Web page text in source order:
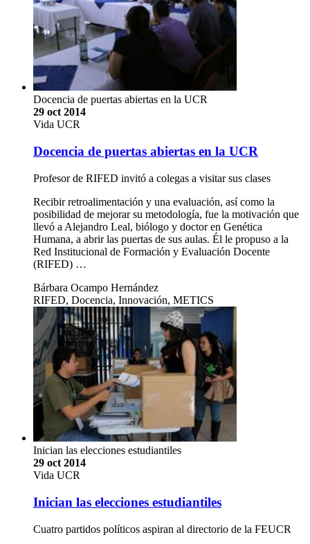
Docencia de puertas abiertas en la UCR
29 oct 2014
Vida UCR
Docencia de puertas abiertas en la UCR
Profesor de RIFED invitó a colegas a visitar sus clases
Recibir retroalimentación y una evaluación, así como la
posibilidad de mejorar su metodología, fue la motivación que
llevó a Alejandro Leal, biólogo y doctor en Genética
Humana, a abrir las puertas de sus aulas. Él le propuso a la
Red Institucional de Formación y Evaluación Docente
(RIFED) …
Bárbara Ocampo Hernández
RIFED, Docencia, Innovación, METICS
Inician las elecciones estudiantiles
29 oct 2014
Vida UCR
Inician las elecciones estudiantiles
Cuatro partidos políticos aspiran al directorio de la FEUCR